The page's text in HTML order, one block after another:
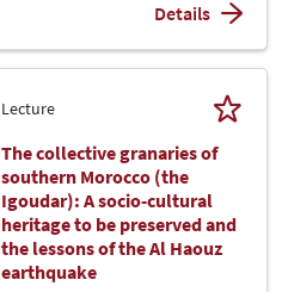
Details
Lecture
The collective granaries of
southern Morocco (the
Igoudar): A socio-cultural
heritage to be preserved and
the lessons of the Al Haouz
earthquake